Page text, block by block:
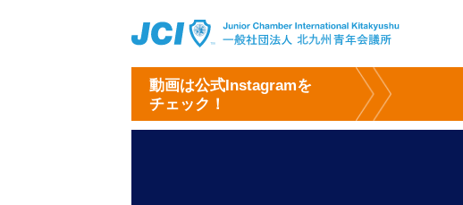
動画は公式Instagramを
チェック！